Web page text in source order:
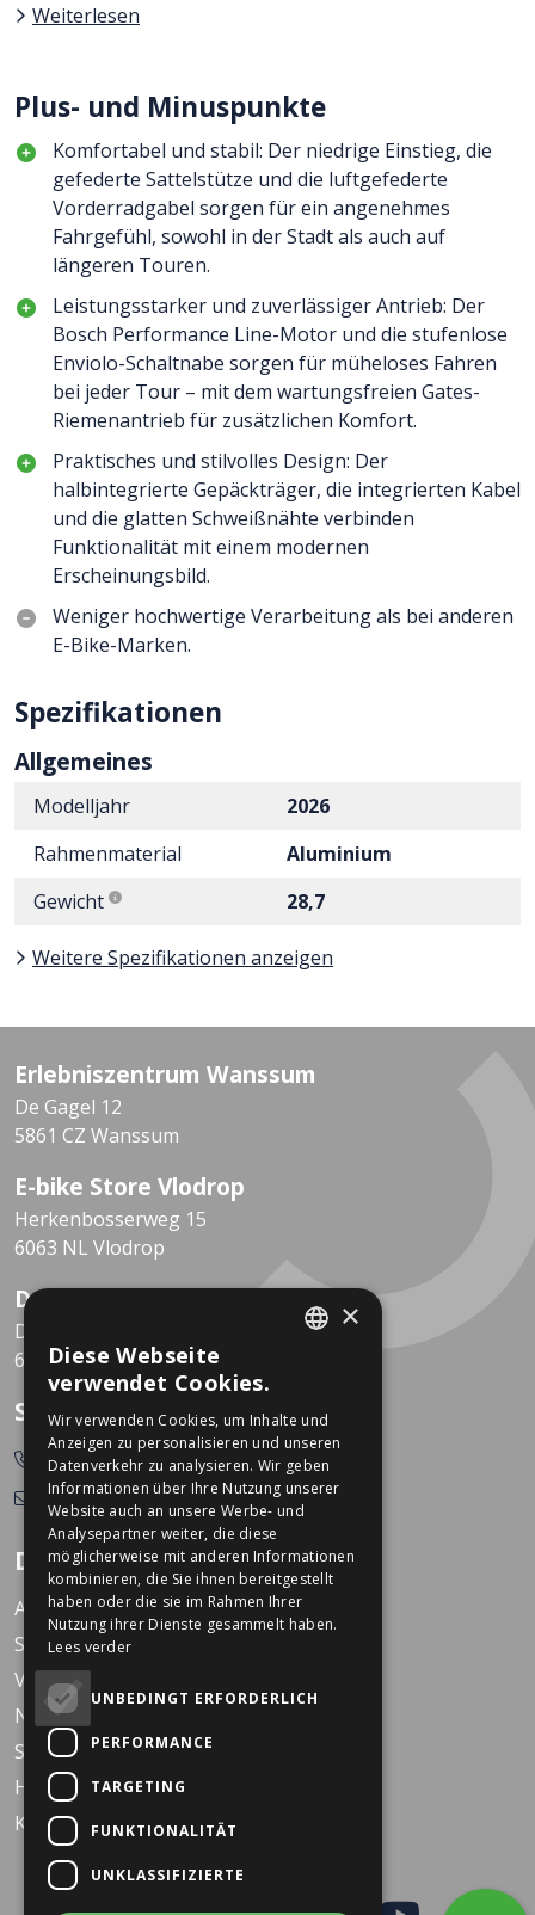
Weiterlesen
Plus- und Minuspunkte
Komfortabel und stabil: Der niedrige Einstieg, die
gefederte Sattelstütze und die luftgefederte
Vorderradgabel sorgen für ein angenehmes
Fahrgefühl, sowohl in der Stadt als auch auf
längeren Touren.
Leistungsstarker und zuverlässiger Antrieb: Der
Bosch Performance Line-Motor und die stufenlose
Enviolo-Schaltnabe sorgen für müheloses Fahren
bei jeder Tour – mit dem wartungsfreien Gates-
Riemenantrieb für zusätzlichen Komfort.
Praktisches und stilvolles Design: Der
halbintegrierte Gepäckträger, die integrierten Kabel
und die glatten Schweißnähte verbinden
Funktionalität mit einem modernen
Erscheinungsbild.
Weniger hochwertige Verarbeitung als bei anderen
E-Bike-Marken.
Spezifikationen
Allgemeines
Modelljahr
2026
Rahmenmaterial
Aluminium
Gewicht
28,7
Weitere Spezifikationen anzeigen
Erlebniszentrum Wanssum
De Gagel 12
5861 CZ Wanssum
E-bike Store Vlodrop
Herkenbosserweg 15
6063 NL Vlodrop
Dekkers Valkenburg
De Leeuwhof 7
6301 KZ Valkenburg
So erreichen Sie uns
0478-532166
info@dekkerstweewielers.nl
Dekkers Zweiräder
Arbeiten bei Dekkers
Standorte
Veranstaltungen
Nachrichten
Service
Häufig gestellte Fragen
KARO Schulfahrrad
×
Diese Webseite
verwendet Cookies.
Wir verwenden Cookies, um Inhalte und
Anzeigen zu personalisieren und unseren
Datenverkehr zu analysieren. Wir geben
Informationen über Ihre Nutzung unserer
Website auch an unsere Werbe- und
Analysepartner weiter, die diese
möglicherweise mit anderen Informationen
kombinieren, die Sie ihnen bereitgestellt
haben oder die sie im Rahmen Ihrer
Nutzung ihrer Dienste gesammelt haben.
Lees verder
UNBEDINGT ERFORDERLICH
PERFORMANCE
TARGETING
FUNKTIONALITÄT
UNKLASSIFIZIERTE